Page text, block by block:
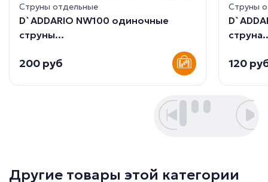
Струны отдельные
D`ADDARIO NW100 одиночные
струны...
200 руб
Струны
120
Другие товары этой категории